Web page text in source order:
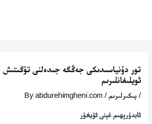
تور دۇنياسىدىكى جەڭگە جىدەلنى تۈگىتىش
ئويلىغانلىرىم
/پىكىرلىرىم/ By
abdurehimgheni.com
ئابدۇرېھىم غېنى ئۇيغۇر